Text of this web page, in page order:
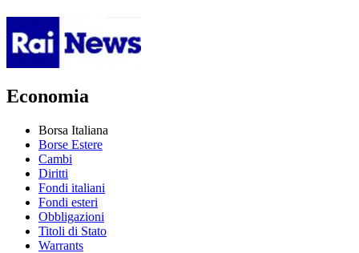
Economia
Borsa Italiana
Borse Estere
Cambi
Diritti
Fondi italiani
Fondi esteri
Obbligazioni
Titoli di Stato
Warrants